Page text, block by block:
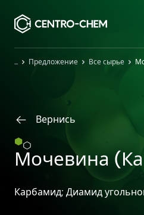
ГлавнаяПредложение Все сырье
Вернись
Мочевина
Карбамид; Диамид